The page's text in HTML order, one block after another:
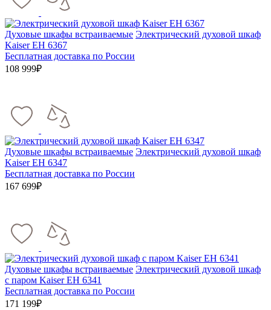
Духовые шкафы встраиваемые Электрический духовой шкаф
Kaiser EH 6367
Бесплатная доставка по России
108 999₽
Духовые шкафы встраиваемые Электрический духовой шкаф
Kaiser EH 6347
Бесплатная доставка по России
167 699₽
Духовые шкафы встраиваемые Электрический духовой шкаф
с паром Kaiser EH 6341
Бесплатная доставка по России
171 199₽